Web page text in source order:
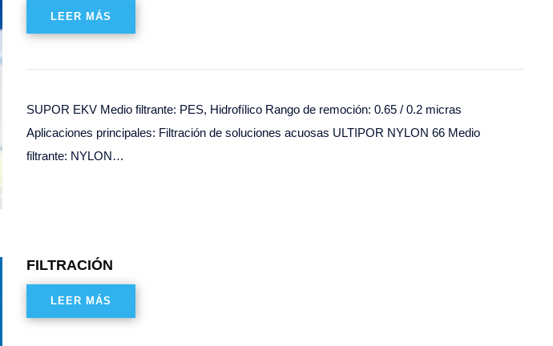
LEER MÁS
SUPOR EKV Medio filtrante: PES, Hidrofílico Rango de remoción: 0.65 / 0.2 micras
Aplicaciones principales: Filtración de soluciones acuosas ULTIPOR NYLON 66 Medio
filtrante: NYLON…
FILTRACIÓN
LEER MÁS